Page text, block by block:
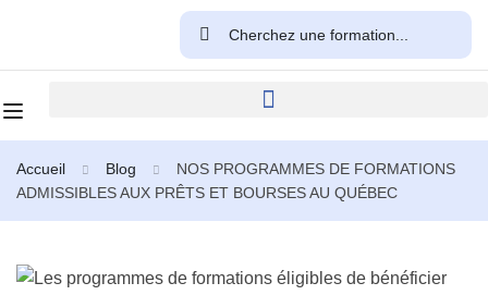
Accueil Blog
NOS PROGRAMMES DE FORMATIONS
ADMISSIBLES AUX PRÊTS ET BOURSES AU QUÉBEC